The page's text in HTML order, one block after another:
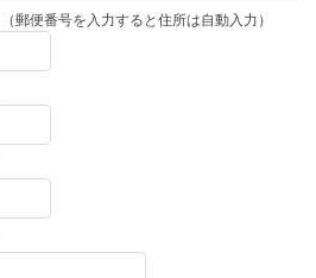
（郵便番号を入力すると住所は自動入力）